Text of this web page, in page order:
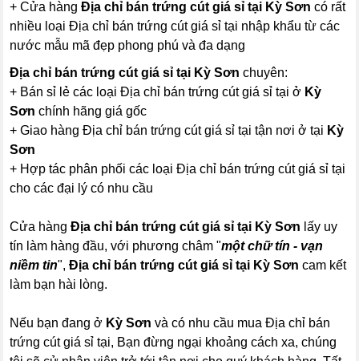
+ Cửa hàngĐịa chỉ bán trứng cút giá sỉ tại Kỳ Sơn có rất
nhiều loại Địa chỉ bán trứng cút giá sỉ tại nhập khẩu từ các
nước mẫu mã đẹp phong phú và đa dạng
Địa chỉ bán trứng cút giá sỉ tại Kỳ Sơnchuyên:
+ Bán sỉ lẻ các loại Địa chỉ bán trứng cút giá sỉ tại ở Kỳ
Sơn chính hãng giá gốc
+ Giao hàng Địa chỉ bán trứng cút giá sỉ tại tận nơi ở tại Kỳ
Sơn
+ Hợp tác phân phối các loại Địa chỉ bán trứng cút giá sỉ tại
cho các đại lý có nhu cầu
Cửa hàngĐịa chỉ bán trứng cút giá sỉ tại Kỳ Sơn lấy uy
tín làm hàng đầu, với phương châm "một chữ tín - vạn
niềm tin",Địa chỉ bán trứng cút giá sỉ tại Kỳ Sơn cam kết
làm bạn hài lòng.
Nếu bạn đang ở Kỳ Sơn và có nhu cầu mua Địa chỉ bán
trứng cút giá sỉ tại, Bạn đừng ngại khoảng cách xa, chúng